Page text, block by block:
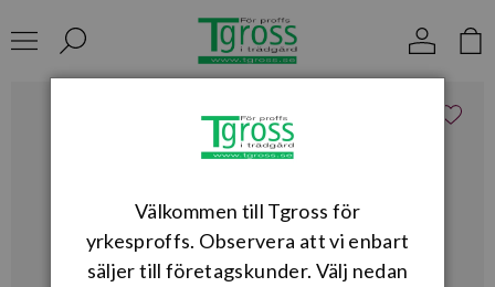
Välkommen till Tgross för
yrkesproffs. Observera att vi enbart
säljer till företagskunder. Välj nedan